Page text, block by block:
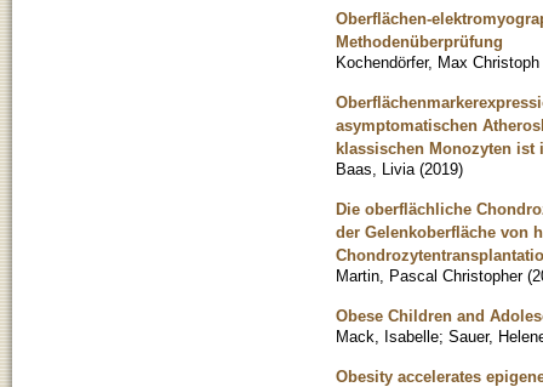
Oberflächen-
Methodenüberprüfung
Kochendörfer, Max Christoph
asymptomatischen
klassischen Monozyten ist
Baas, Livia (2019)
Die oberflächliche
der Gelenkoberfläche von
Martin, Pascal Christopher (
Obese Children and
Mack, Isabelle; Sauer,
Obesity accelerates